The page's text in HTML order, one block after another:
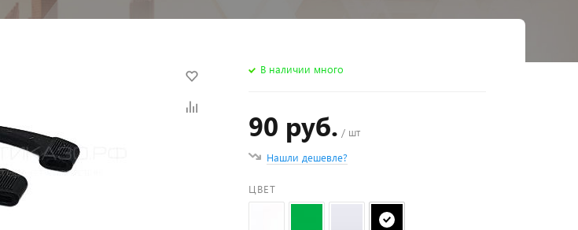
В наличии много
90 руб. / шт
Нашли дешевле?
ЦВЕТ